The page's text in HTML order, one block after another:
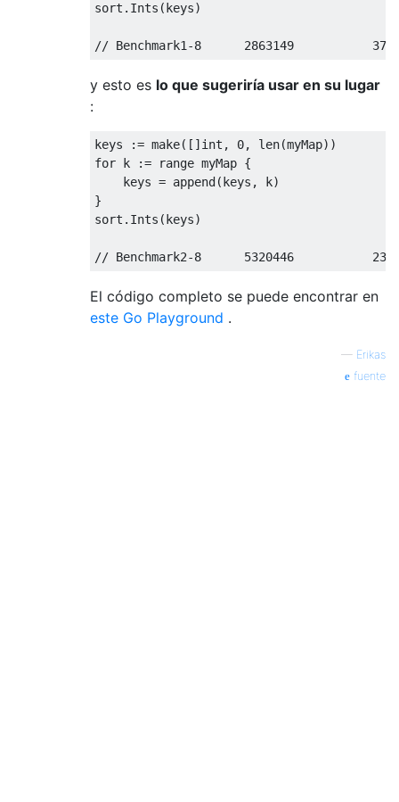
sort . Ints (keys)
// Benchmark1-8      2863149
y esto es lo que sugeriría usar en su lugar
:
keys := make([]int , 0, len(myMap))
for k := range myMap {
    keys
= append(keys , k)
}
sort . Ints (keys)
// Benchmark2-8      5320446
El código completo se puede encontrar en
este Go Playground .
— Erikas
fuente